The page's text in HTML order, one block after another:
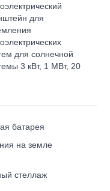
для
для солнечной
3 кВт, 1 МВт, 20
батарея
на земле
стеллаж